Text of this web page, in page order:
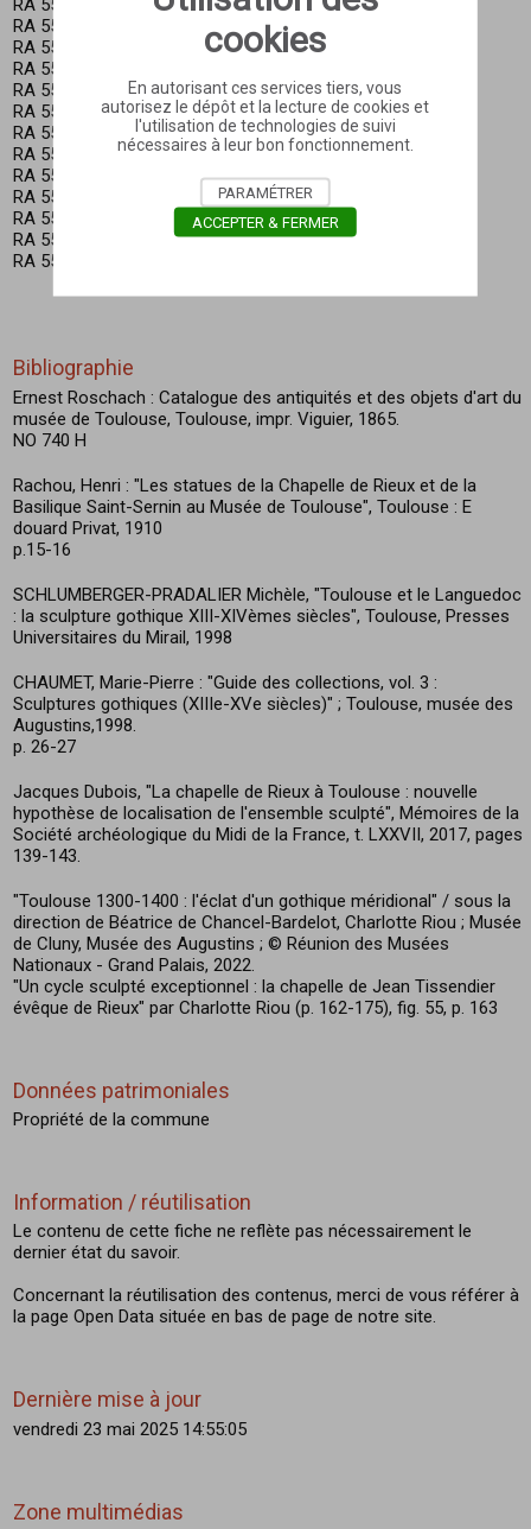
RA 555 B Saint Antoine de Padoue
RA 555 C Saint Paul
RA 555 D Saint Louis de Toulouse
RA 555 E Apôtre
RA 555 F Apôtre
RA 555 H Saint Jean-Baptiste
RA 555 I Saint Jacques le Majeur
RA 555 J Saint Jean l'Evangéliste
RA 555 K Apôtre
RA 555 L Apôtre
RA 555 M Saint Pierre
RA 555 N Saint Jacques le Mineur ?
RA 555 O Apôtre
Bibliographie
Ernest Roschach : Catalogue des antiquités et des objets d'art du
musée de Toulouse, Toulouse, impr. Viguier, 1865.
NO 740 H
Rachou, Henri : "Les statues de la Chapelle de Rieux et de la
Basilique Saint-Sernin au Musée de Toulouse", Toulouse : E
douard Privat, 1910
p.15-16
SCHLUMBERGER-PRADALIER Michèle, "Toulouse et le Languedoc
: la sculpture gothique XIII-XIVèmes siècles", Toulouse, Presses
Universitaires du Mirail, 1998
CHAUMET, Marie-Pierre : "Guide des collections, vol. 3 :
Sculptures gothiques (XIIIe-XVe siècles)" ; Toulouse, musée des
Augustins,1998.
p. 26-27
Jacques Dubois, "La chapelle de Rieux à Toulouse : nouvelle
hypothèse de localisation de l'ensemble sculpté", Mémoires de la
Société archéologique du Midi de la France, t. LXXVII, 2017, pages
139-143.
"Toulouse 1300-1400 : l'éclat d'un gothique méridional" / sous la
direction de Béatrice de Chancel-Bardelot, Charlotte Riou ; Musée
de Cluny, Musée des Augustins ; © Réunion des Musées
Nationaux - Grand Palais, 2022.
"Un cycle sculpté exceptionnel : la chapelle de Jean Tissendier
évêque de Rieux" par Charlotte Riou (p. 162-175), fig. 55, p. 163
Données patrimoniales
Propriété de la commune
Information / réutilisation
Le contenu de cette fiche ne reflète pas nécessairement le
dernier état du savoir.
Concernant la réutilisation des contenus, merci de vous référer à
la page Open Data située en bas de page de notre site.
Dernière mise à jour
vendredi 23 mai 2025 14:55:05
Zone multimédias
cookies
En autorisant ces services tiers, vous
autorisez le dépôt et la lecture de cookies et
l'utilisation de technologies de suivi
nécessaires à leur bon fonctionnement.
PARAMÉTRER
ACCEPTER & FERMER